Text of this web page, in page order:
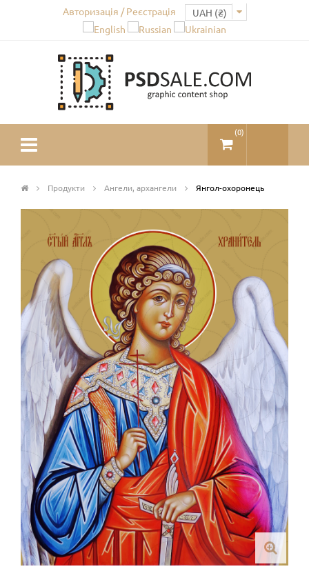
Авторизація / Реєстрація
(0)
Продукти Ангели, архангели Янгол-охоронець